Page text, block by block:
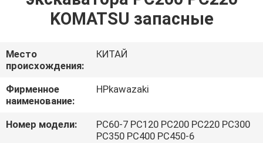
О
НАС
ПУТЕШЕСТВИЕ
KOMATSU запасные
Место
происхождения:
КИТАЙ
Фирменное
наименование:
HPkawazaki
Номер модели:
PC60-7 PC120 PC200 PC220 PC300
PC350 PC400 PC450-6